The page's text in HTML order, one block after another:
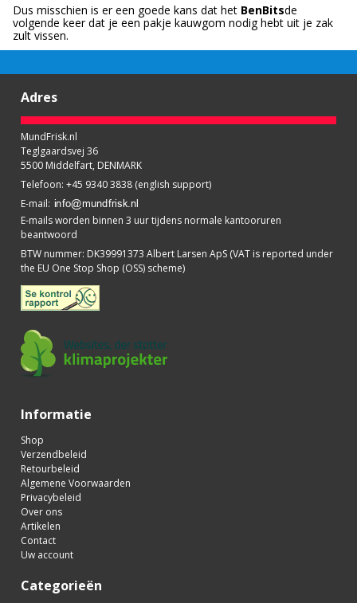
Dus misschien is er een goede kans dat het BenBitsde
volgende keer dat je een pakje kauwgom nodig hebt uit je zak
zult vissen.
Adres
MundFrisk.nl
Teglgaardsvej 36
5500 Middelfart, DENMARK
Telefoon: +45 9340 3838 (english support)
E-mail:
E-mails worden binnen 3 uur tijdens normale kantooruren
beantwoord
BTW nummer: DK39991373 Albert Larsen ApS (VAT is reported under
the EU One Stop Shop (OSS) scheme)
Informatie
Shop
Verzendbeleid
Retourbeleid
Algemene Voorwaarden
Privacybeleid
Over ons
Artikelen
Contact
Uw account
Categorieën